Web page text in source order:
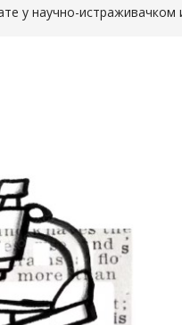
у научно-истраживачком